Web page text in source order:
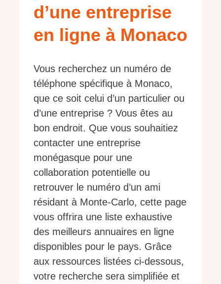
d’une entreprise
en ligne à Monaco
Vous recherchez un numéro de
téléphone spécifique à Monaco,
que ce soit celui d’un particulier ou
d’une entreprise ? Vous êtes au
bon endroit. Que vous souhaitiez
contacter une entreprise
monégasque pour une
collaboration potentielle ou
retrouver le numéro d’un ami
résidant à Monte-Carlo, cette page
vous offrira une liste exhaustive
des meilleurs annuaires en ligne
disponibles pour le pays. Grâce
aux ressources listées ci-dessous,
votre recherche sera simplifiée et